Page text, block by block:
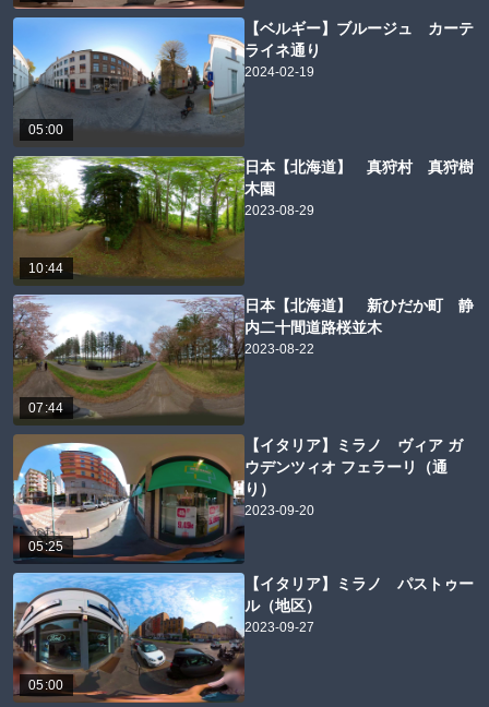
05:00
【ベルギー】ブルージュ カーテ
ライネ通り
2024-02-19
10:44
日本【北海道】 真狩村 真狩樹
木園
2023-08-29
07:44
日本【北海道】 新ひだか町 静
内二十間道路桜並木
2023-08-22
05:25
【イタリア】ミラノ ヴィア ガ
ウデンツィオ フェラーリ（通
り）
2023-09-20
05:00
【イタリア】ミラノ パストゥー
ル（地区）
2023-09-27